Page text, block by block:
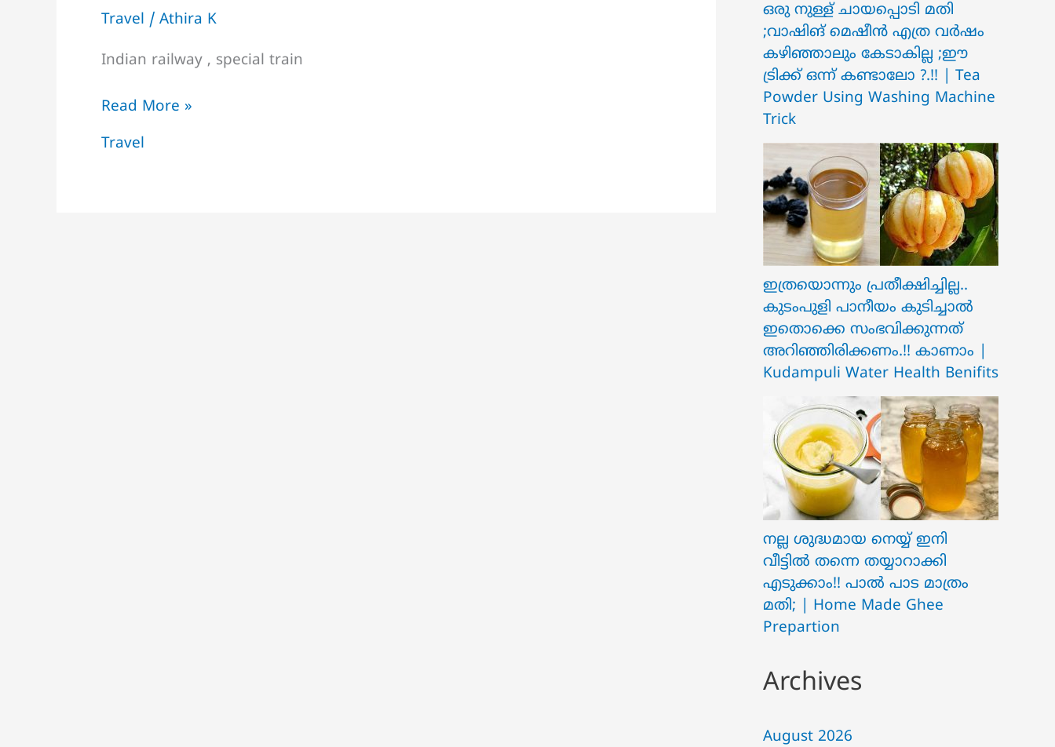
Travel / Athira K
Indian railway , special train
ശബരിമല
Read More »
Travel
ഒരു നുള്ള് ചായപ്പൊടി മതി
;വാഷിങ് മെഷീൻ എത്ര വർഷം
കഴിഞ്ഞാലും കേടാകില്ല ;ഈ
ട്രിക്ക് ഒന്ന് കണ്ടാലോ ?.!! | Tea
Powder Using Washing Machine
Trick
ഇത്രയൊന്നും പ്രതീക്ഷിച്ചില്ല..
ക‍ു‌ടംപുളി പാനീയം കുടിച്ചാൽ
ഇതൊക്കെ സംഭവിക്കുന്നത്
അറിഞ്ഞിരിക്കണം.!! കാണാം |
Kudampuli Water Health Benifits
നല്ല ശുദ്ധമായ നെയ്യ് ഇനി
വീട്ടിൽ തന്നെ തയ്യാറാക്കി
എടുക്കാം!! പാൽ പാട മാത്രം
മതി; | Home Made Ghee
Prepartion
Archives
August 2026